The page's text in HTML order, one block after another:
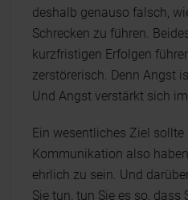
deshalb genauso falsch,
Schrecken zu führen.
kurzfristigen Erfolgen
zerstörerisch. Denn Angst
Und Angst verstärkt sich
Ein wesentliches Ziel sollte
Kommunikation also
ehrlich zu sein. Und
Sie tun, tun Sie es so, dass